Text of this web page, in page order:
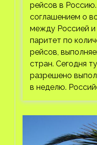
рейсов в
соглашением о
между Россией
паритет по
рейсов,
стран. Сегодня
разрешено
в неделю.